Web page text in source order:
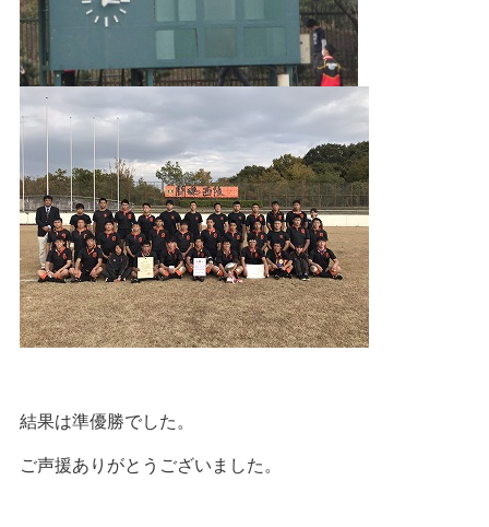
結果は準優勝でした。
ご声援ありがとうございました。